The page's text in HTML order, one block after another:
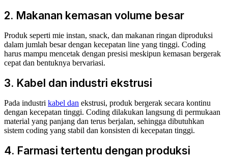
2. Makanan kemasan volume besar
Produk seperti mie instan, snack, dan makanan ringan diproduksi
dalam jumlah besar dengan kecepatan line yang tinggi. Coding
harus mampu mencetak dengan presisi meskipun kemasan bergerak
cepat dan bentuknya bervariasi.
3. Kabel dan industri ekstrusi
Pada industri kabel dan ekstrusi, produk bergerak secara kontinu
dengan kecepatan tinggi. Coding dilakukan langsung di permukaan
material yang panjang dan terus berjalan, sehingga dibutuhkan
sistem coding yang stabil dan konsisten di kecepatan tinggi.
4. Farmasi tertentu dengan produksi